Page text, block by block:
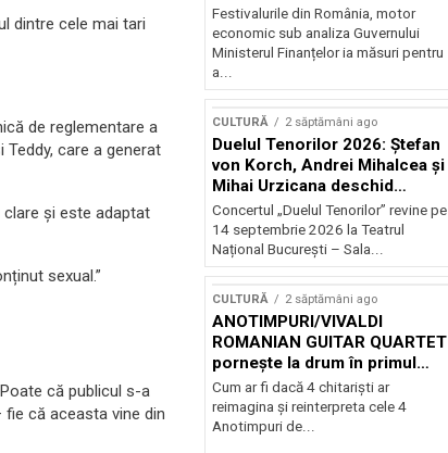
dintre cele mai tari
de reglementare a
care a generat
și este adaptat
sexual.”
că publicul s-a
că aceasta vine din
Festivalurile din România, motor
economic sub analiza Guvernului
Ministerul Finanțelor ia măsuri pentru
a...
CULTURĂ 2 săptămâni ago
Duelul Tenorilor 2026: Ștefan
von Korch, Andrei Mihalcea și
Mihai Urzicana deschid
stagiunea Musical
Extravaganza la TNB
Concertul „Duelul Tenorilor” revine pe
14 septembrie 2026 la Teatrul
Național București – Sala...
CULTURĂ 2 săptămâni ago
ANOTIMPURI/VIVALDI
ROMANIAN GUITAR QUARTET
pornește la drum în primul
turneu național
Cum ar fi dacă 4 chitarişti ar
reimagina şi reinterpreta cele 4
Anotimpuri de...